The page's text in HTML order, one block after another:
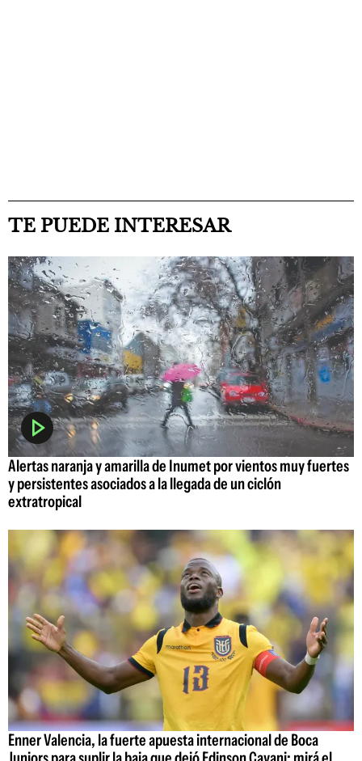
TE PUEDE INTERESAR
Alertas naranja y amarilla de Inumet por vientos muy fuertes
y persistentes asociados a la llegada de un ciclón
extratropical
Enner Valencia, la fuerte apuesta internacional de Boca